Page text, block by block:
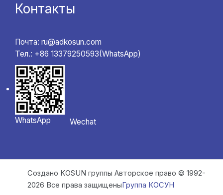
Контакты
Почта: ru@adkosun.com
Тел.: +86 13379250593(WhatsApp)
WhatsApp Wechat
Создано KOSUN группы Авторское право © 1992-
2026 Все права защищеныГруппа КОСУН